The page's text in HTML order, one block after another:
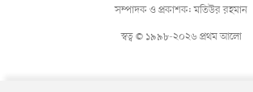
স্বত্ব © ১৯৯৮-২০২৬ প্রথম আলো
সম্পাদক ও প্রকাশক: মতিউর রহমান